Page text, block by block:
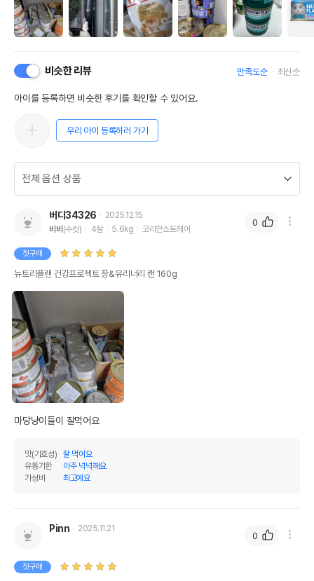
비슷한 리뷰 만족도순 최신순
아이를 등록하면 비슷한 후기를 확인할 수 있어요.
우리 아이 등록하러 가기
버디34326
2025.12.15
비비 (수컷) 4살 5.6kg 코리안쇼트헤어
첫구매
뉴트리플랜 건강프로젝트 장&유리너리 캔 160g
마당냥이들이 잘먹어요
맛(기호성)
잘 먹어요
유통기한
아주 넉넉해요
가성비
최고에요
0
Pinn 2025.11.21
첫구매
0